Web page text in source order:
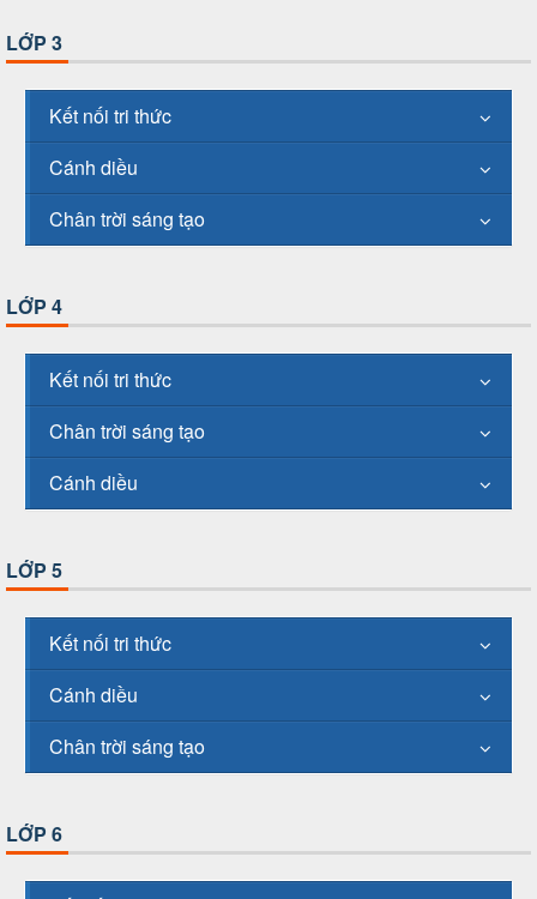
LỚP 3
Kết nối tri thức
Cánh diều
Chân trời sáng tạo
LỚP 4
Kết nối tri thức
Chân trời sáng tạo
Cánh diều
LỚP 5
Kết nối tri thức
Cánh diều
Chân trời sáng tạo
LỚP 6